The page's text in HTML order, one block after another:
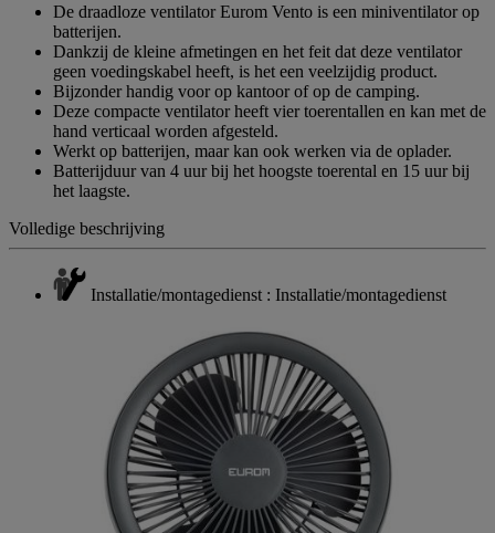
De draadloze ventilator Eurom Vento is een miniventilator op
batterijen.
Dankzij de kleine afmetingen en het feit dat deze ventilator
geen voedingskabel heeft, is het een veelzijdig product.
Bijzonder handig voor op kantoor of op de camping.
Deze compacte ventilator heeft vier toerentallen en kan met de
hand verticaal worden afgesteld.
Werkt op batterijen, maar kan ook werken via de oplader.
Batterijduur van 4 uur bij het hoogste toerental en 15 uur bij
het laagste.
Volledige beschrijving
Installatie/montagedienst : Installatie/montagedienst